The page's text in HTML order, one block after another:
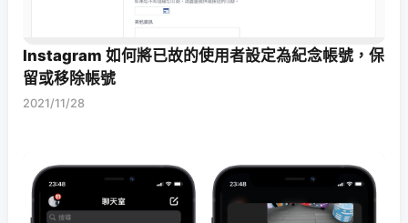
Instagram 如何將已故的使用者設定為紀念帳號，保
留或移除帳號
2021/11/28